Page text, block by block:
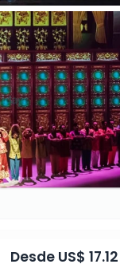
Desde US$ 17.12